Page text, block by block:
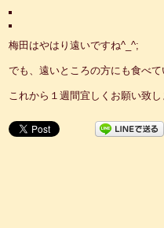
梅田はやはり遠いですね^_^;
でも、遠いところの方にも食べ
これから１週間宜しくお願い致